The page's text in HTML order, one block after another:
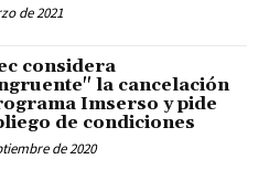
de 2021
considera
la cancelación
Imserso y pide
de condiciones
de 2020